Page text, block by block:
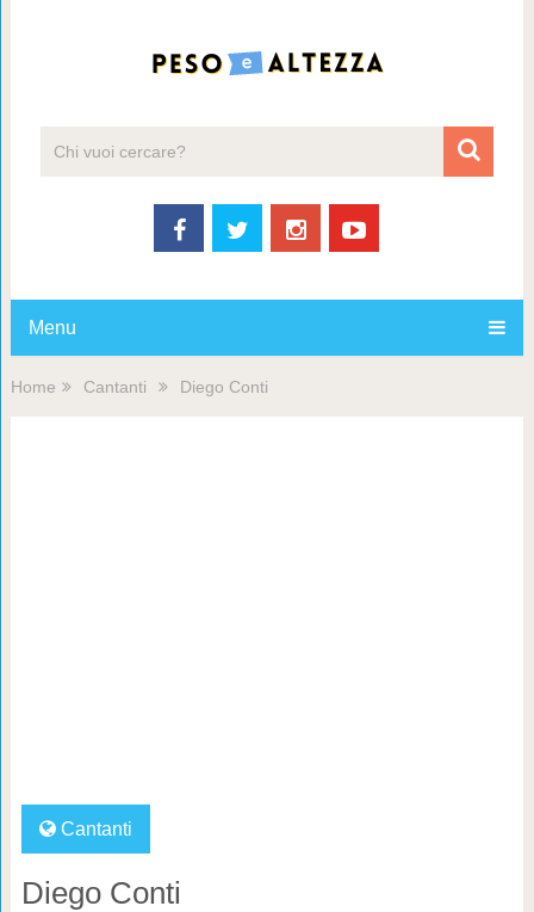
Menu
Home Cantanti Diego Conti
Cantanti
Diego Conti